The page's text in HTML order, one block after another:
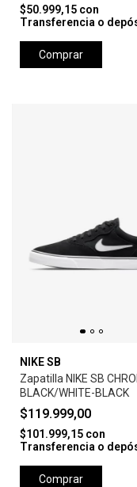
$50.999,15 con
Transferencia o
Comprar
NIKE SB
Zapatilla NIKE SB
BLACK/WHITE-BLACK
$119.999,00
$101.999,15 con
Transferencia o
Comprar